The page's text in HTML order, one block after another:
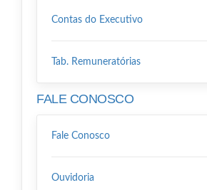
Contas do Executivo
Tab. Remuneratórias
FALE CONOSCO
Fale Conosco
Ouvidoria